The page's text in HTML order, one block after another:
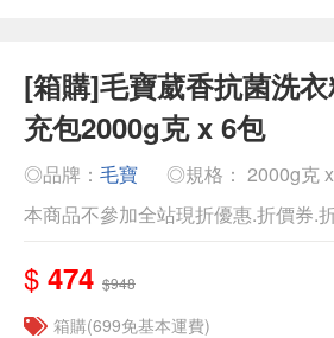
[箱購]毛寶葳香抗菌洗
充包2000g克 x 6包
◎品牌： 毛寶
◎規格： 2000g克
本商品不參加全站現折優惠.折價券.
$ 474 $948
箱購(699免基本運費)